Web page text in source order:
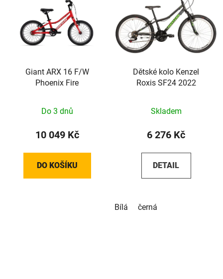
Giant ARX 16 F/W
Phoenix Fire
Do 3 dnů
10 049 Kč
DO KOŠÍKU
Dětské kolo Kenzel
Roxis SF24 2022
Skladem
6 276 Kč
DETAIL
Bílá černá